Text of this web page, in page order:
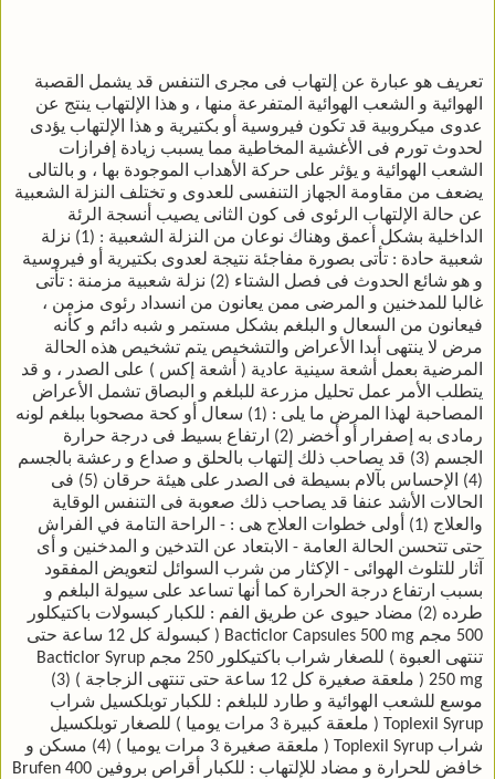
تعريف هو عبارة عن إلتهاب فى مجرى التنفس قد يشمل القصبة
الهوائية و الشعب الهوائية المتفرعة منها ، و هذا الإلتهاب ينتج عن
عدوى ميكروبية قد تكون فيروسية أو بكتيرية و هذا الإلتهاب يؤدى
لحدوث تورم فى الأغشية المخاطية مما يسبب زيادة إفرازات
الشعب الهوائية و يؤثر على حركة الأهداب الموجودة بها ، و بالتالى
يضعف من مقاومة الجهاز التنفسى للعدوى و تختلف النزلة الشعبية
عن حالة الإلتهاب الرئوى فى كون الثانى يصيب أنسجة الرئة
الداخلية بشكل أعمق وهناك نوعان من النزلة الشعبية : (1) نزلة
شعبية حادة : تأتى بصورة مفاجئة نتيجة لعدوى بكتيرية أو فيروسية
و هو شائع الحدوث فى فصل الشتاء (2) نزلة شعبية مزمنة : تأتى
غالبا للمدخنين و المرضى ممن يعانون من انسداد رئوى مزمن ،
فيعانون من السعال و البلغم بشكل مستمر و شبه دائم و كأنه
مرض لا ينتهى أبدا الأعراض والتشخيص يتم تشخيص هذه الحالة
المرضية بعمل أشعة سينية عادية ( أشعة إكس ) على الصدر ، و قد
يتطلب الأمر عمل تحليل مزرعة للبلغم و البصاق تشمل الأعراض
المصاحبة لهذا المرض ما يلى : (1) سعال أو كحة مصحوبا ببلغم لونه
رمادى به إصفرار أو أخضر (2) ارتفاع بسيط فى درجة حرارة
الجسم (3) قد يصاحب ذلك إلتهاب بالحلق و صداع و رعشة بالجسم
(4) الإحساس بآلام بسيطة فى الصدر على هيئة حرقان (5) فى
الحالات الأشد عنفا قد يصاحب ذلك صعوبة فى التنفس الوقاية
والعلاج (1) أولى خطوات العلاج هى : - الراحة التامة في الفراش
حتى تتحسن الحالة العامة - الابتعاد عن التدخين و المدخنين و أى
آثار للتلوث الهوائى - الإكثار من شرب السوائل لتعويض المفقود
بسبب ارتفاع درجة الحرارة كما أنها تساعد على سيولة البلغم و
طرده (2) مضاد حيوى عن طريق الفم : للكبار كبسولات باكتيكلور
500 مجم Bacticlor Capsules 500 mg ( كبسولة كل 12 ساعة حتى
تنتهى العبوة ) للصغار شراب باكتيكلور 250 مجم Bacticlor Syrup
250 mg ( ملعقة صغيرة كل 12 ساعة حتى تنتهى الزجاجة ) (3)
موسع للشعب الهوائية و طارد للبلغم : للكبار توبلكسيل شراب
Toplexil Syrup ( ملعقة كبيرة 3 مرات يوميا ) للصغار توبلكسيل
شراب Toplexil Syrup ( ملعقة صغيرة 3 مرات يوميا ) (4) مسكن و
خافض للحرارة و مضاد للإلتهاب : للكبار أقراص بروفين 400 Brufen